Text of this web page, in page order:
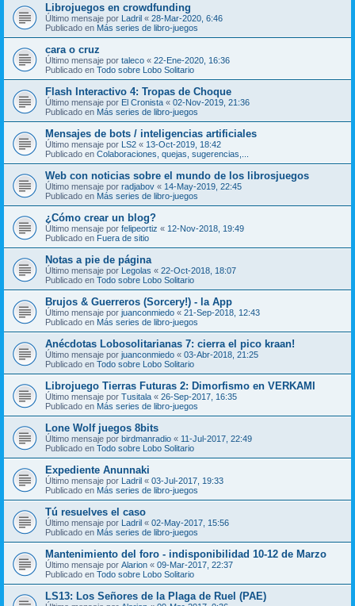
Librojuegos en crowdfunding
Último mensaje por Ladril « 28-Mar-2020, 6:46
Publicado en Más series de libro-juegos
cara o cruz
Último mensaje por taleco « 22-Ene-2020, 16:36
Publicado en Todo sobre Lobo Solitario
Flash Interactivo 4: Tropas de Choque
Último mensaje por El Cronista « 02-Nov-2019, 21:36
Publicado en Más series de libro-juegos
Mensajes de bots / inteligencias artificiales
Último mensaje por LS2 « 13-Oct-2019, 18:42
Publicado en Colaboraciones, quejas, sugerencias,...
Web con noticias sobre el mundo de los librosjuegos
Último mensaje por radjabov « 14-May-2019, 22:45
Publicado en Más series de libro-juegos
¿Cómo crear un blog?
Último mensaje por felipeortiz « 12-Nov-2018, 19:49
Publicado en Fuera de sitio
Notas a pie de página
Último mensaje por Legolas « 22-Oct-2018, 18:07
Publicado en Todo sobre Lobo Solitario
Brujos & Guerreros (Sorcery!) - la App
Último mensaje por juanconmiedo « 21-Sep-2018, 12:43
Publicado en Más series de libro-juegos
Anécdotas Lobosolitarianas 7: cierra el pico kraan!
Último mensaje por juanconmiedo « 03-Abr-2018, 21:25
Publicado en Todo sobre Lobo Solitario
Librojuego Tierras Futuras 2: Dimorfismo en VERKAMI
Último mensaje por Tusitala « 26-Sep-2017, 16:35
Publicado en Más series de libro-juegos
Lone Wolf juegos 8bits
Último mensaje por birdmanradio « 11-Jul-2017, 22:49
Publicado en Todo sobre Lobo Solitario
Expediente Anunnaki
Último mensaje por Ladril « 03-Jul-2017, 19:33
Publicado en Más series de libro-juegos
Tú resuelves el caso
Último mensaje por Ladril « 02-May-2017, 15:56
Publicado en Más series de libro-juegos
Mantenimiento del foro - indisponibilidad 10-12 de Marzo
Último mensaje por Alarion « 09-Mar-2017, 22:37
Publicado en Todo sobre Lobo Solitario
LS13: Los Señores de la Plaga de Ruel (PAE)